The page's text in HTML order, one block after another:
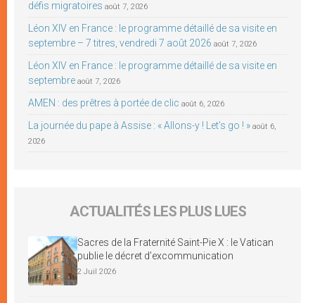
défis migratoires août 7, 2026
Léon XIV en France : le programme détaillé de sa visite en
septembre – 7 titres, vendredi 7 août 2026 août 7, 2026
Léon XIV en France : le programme détaillé de sa visite en
septembre août 7, 2026
AMEN : des prêtres à portée de clic août 6, 2026
La journée du pape à Assise : « Allons-y ! Let’s go ! » août 6,
2026
ACTUALITÉS LES PLUS LUES
Sacres de la Fraternité Saint-Pie X : le Vatican
publie le décret d’excommunication
2 Juil 2026